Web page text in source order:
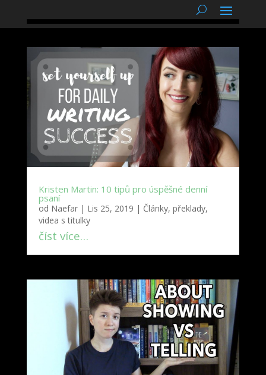
Kristen Martin: 10 tipů pro úspěšné denní
psaní
od Naefar| Lis 25, 2019 | Články, překlady,
videa s titulky
číst více…